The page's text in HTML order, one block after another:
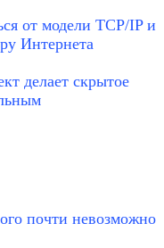
от модели TCP/IP и
Интернета
делает скрытое
почти невозможно